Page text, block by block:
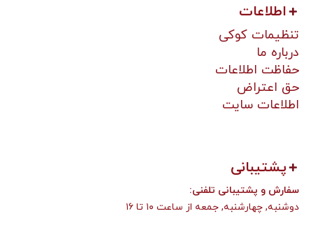
اطلاعات
تنظیمات کوکی
درباره ما
حفاظت اطلاعات
حق اعتراض
اطلاعات سایت
پشتیبانی
:سفارش و پشتیبانی تلفنی
دوشنبه, چهارشنبه, جمعه از ساعت ۱۰ تا ۱۶